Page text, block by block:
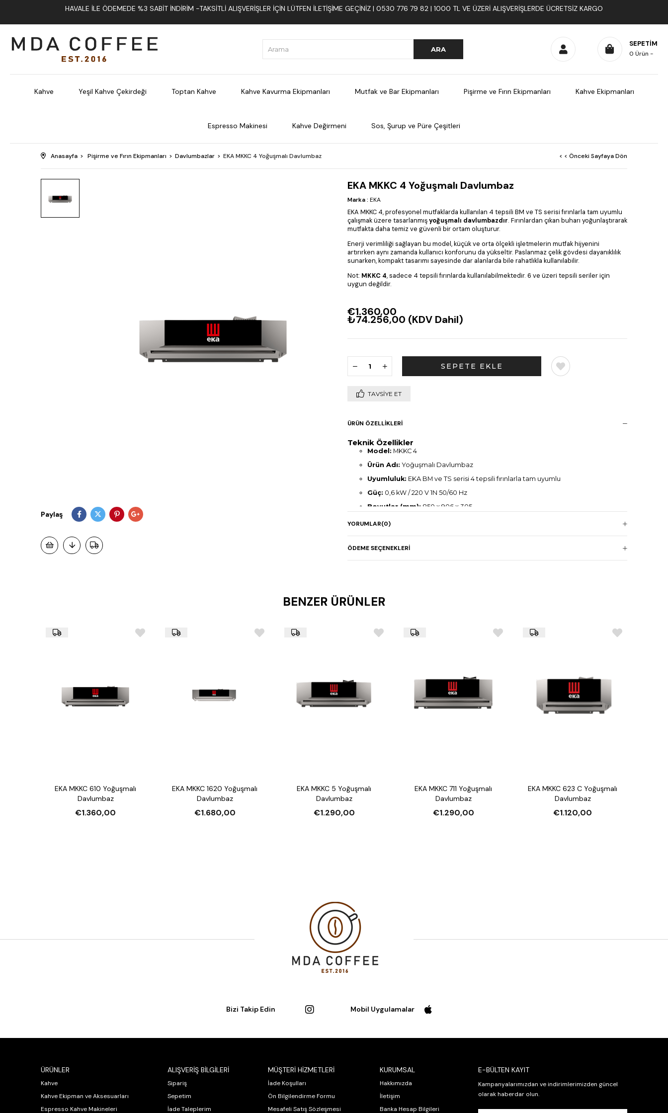
HAVALE İLE ÖDEMEDE %3 SABIT İNDIRIM -TAKSITLI ALIŞVERIŞLER İÇIN LÜTFEN ILETIŞIME GEÇINIZ | 0530 776 79 82 | 1000 TL VE ÜZERI ALIŞVERIŞLERDE ÜCRETSIZ KARGO
SEPETIM
0 Ürün
Kahve Yeşil Kahve Çekirdeği Toptan Kahve Kahve Kavurma Ekipmanları Mutfak ve Bar Ekipmanları Pişirme ve Fırın Ekipmanları Kahve Ekipmanları
Espresso Makinesi Kahve Değirmeni Sos, Şurup ve Püre Çeşitleri
Anasayfa Pişirme ve Fırın Ekipmanları Davlumbazlar EKA MKKC 4 Yoğuşmalı Davlumbaz < < Önceki Sayfaya Dön
Paylaş
EKA MKKC 4 Yoğuşmalı Davlumbaz
Marka: EKA
EKA MKKC 4, profesyonel mutfaklarda kullanılan 4 tepsili BM ve TS serisi fırınlarla tam uyumlu
çalışmak üzere tasarlanmışyoğuşmalı davlumbazdır. Fırınlardan çıkan buharı yoğunlaştırarak
mutfakta daha temiz ve güvenli bir ortam oluşturur.
Enerji verimliliği sağlayan bu model, küçük ve orta ölçekli işletmelerin mutfak hijyenini
artırırken aynı zamanda kullanıcı konforunu da yükseltir. Paslanmaz çelik gövdesi dayanıklılık
sunarken, kompakt tasarımı sayesinde dar alanlarda bile rahatlıkla kullanılabilir.
Not: MKKC 4, sadece 4 tepsili fırınlarda kullanılabilmektedir. 6 ve üzeri tepsili seriler için
uygun değildir.
€1.360,00
₺74.256,00 (KDV Dahil)
TAVSIYE ET
ÜRÜN ÖZELLIKLERI
Teknik Özellikler
Model: MKKC 4
Ürün Adı: Yoğuşmalı Davlumbaz
Uyumluluk: EKA BM ve TS serisi 4 tepsili fırınlarla tam uyumlu
Güç: 0,6 kW / 220 V 1N 50/60 Hz
Boyutlar (mm): 850 x 906 x 305
Gövde:
Özellik:Fırınlardan çıkan buharı yoğunlaştırarak hijyen sağlar
Kullanım Notu:
YORUMLAR(0)
ÖDEME SEÇENEKLERI
BENZER ÜRÜNLER
EKA MKKC 610 Yoğuşmalı
Davlumbaz
€1.360,00
EKA MKKC 1620 Yoğuşmalı
Davlumbaz
€1.680,00
EKA MKKC 5 Yoğuşmalı
Davlumbaz
€1.290,00
EKA MKKC 711 Yoğuşmalı
Davlumbaz
€1.290,00
EKA MKKC 623 C Yoğuşmalı
Davlumbaz
€1.120,00
Bizi Takip Edin Mobil Uygulamalar
ÜRÜNLER
Kahve
Kahve Ekipman ve Aksesuarları
Espresso Kahve Makineleri
ALIŞVERİŞ BİLGİLERİ
Sipariş
Sepetim
İade Taleplerim
MÜŞTERİ HİZMETLERİ
İade Koşulları
Ön Bilgilendirme Formu
Mesafeli Satış Sözleşmesi
KURUMSAL
Hakkımızda
İletişim
Banka Hesap Bilgileri
E-BÜLTEN KAYIT
Kampanyalarımızdan ve indirimlerimizden güncel
olarak haberdar olun.